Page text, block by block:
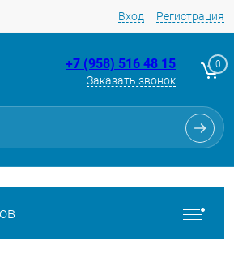
Вход Регистрация
+7 (958) 516 48 15
Заказать звонок
0